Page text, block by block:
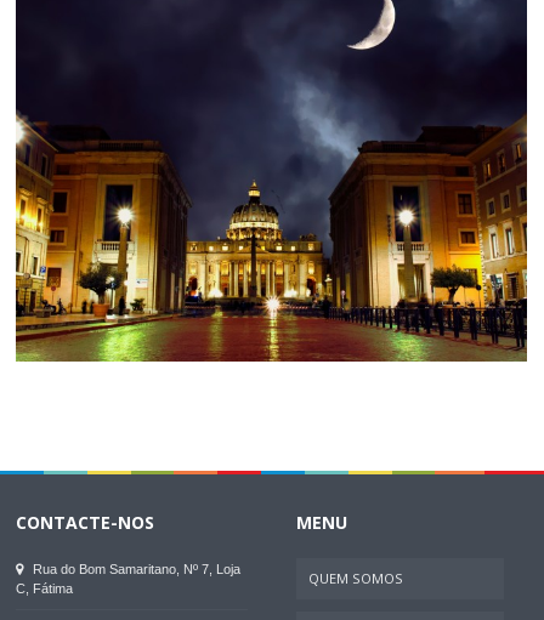
CONTACTE-NOS
Rua do Bom Samaritano, Nº 7, Loja
C, Fátima
MENU
QUEM SOMOS